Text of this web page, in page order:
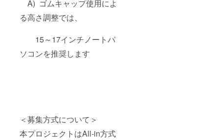
A) ゴムキャップ使用によ
る高さ調整では、
15～17インチノートパ
ソコンを推奨します
＜募集方式について＞
本プロジェクトはAll-in方式